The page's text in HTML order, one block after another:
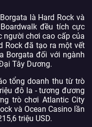
là Hard Rock và
đều tích cực
người chơi cao cấp của
Rock đã tạo ra một vết
Borgata đối với ngành
Tây Dương.
tổng doanh thu từ trò
đô la - tương đương
trò chơi Atlantic City
và Ocean Casino lần
triệu USD.